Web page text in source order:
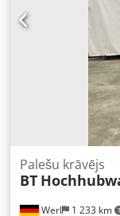
video YouTube.
Werl 1 233 km
Palešu krāvējs
BT